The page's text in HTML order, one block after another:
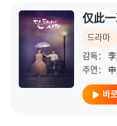
仅此
드라마
감독：
주연：
바